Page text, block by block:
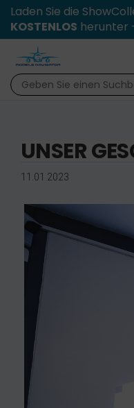
Laden Sie die
KOSTENLOS herunter
UNSER
11.01.2023